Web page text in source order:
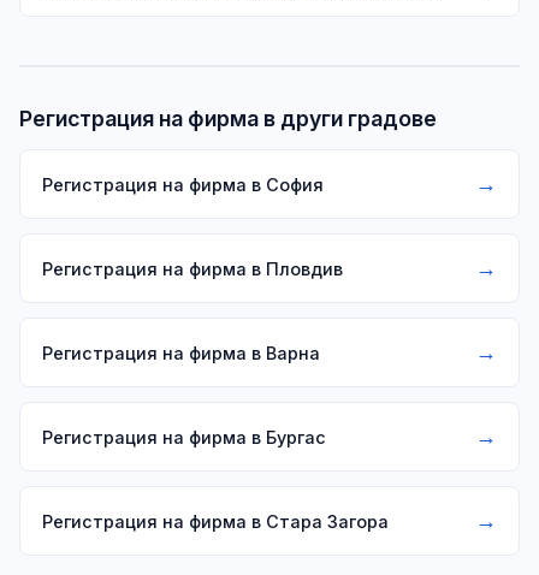
Регистрация на фирма в други градове
Регистрация на фирма в София →
Регистрация на фирма в Пловдив →
Регистрация на фирма в Варна →
Регистрация на фирма в Бургас →
Регистрация на фирма в Стара Загора →